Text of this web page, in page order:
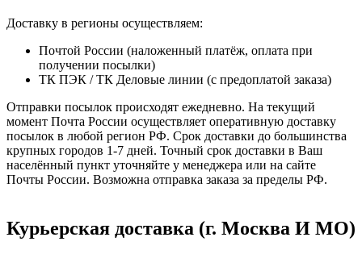
Доставку в регионы осуществляем:
Почтой России (наложенный платёж, оплата при
получении посылки)
ТК ПЭК / ТК Деловые линии (с предоплатой заказа)
Отправки посылок происходят ежедневно. На текущий
момент Почта России осуществляет оперативную доставку
посылок в любой регион РФ. Срок доставки до большинства
крупных городов 1-7 дней. Точный срок доставки в Ваш
населённый пункт уточняйте у менеджера или на сайте
Почты России. Возможна отправка заказа за пределы РФ.
Курьерская доставка (г. Москва И МО)